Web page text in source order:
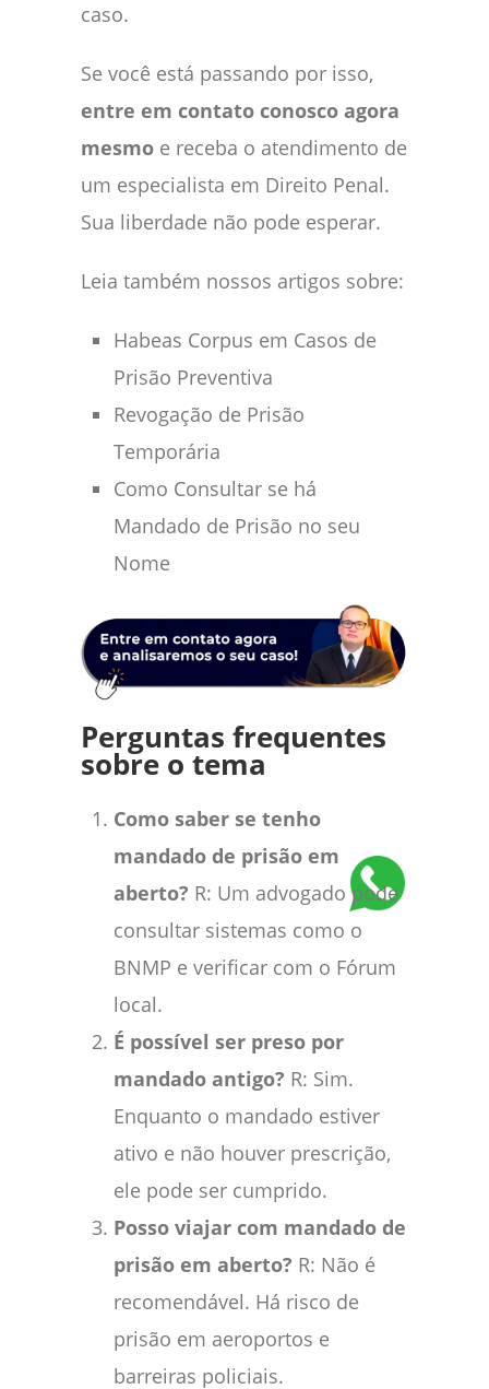
caso.
Se você está passando por isso,
entre em contato conosco agora
mesmo e receba o atendimento de
um especialista em Direito Penal.
Sua liberdade não pode esperar.
Leia também nossos artigos sobre:
Habeas Corpus em Casos de
Prisão Preventiva
Revogação de Prisão
Temporária
Como Consultar se há
Mandado de Prisão no seu
Nome
Perguntas frequentes
sobre o tema
Como saber se tenho
mandado de prisão em
aberto? R: Um advogado pode
consultar sistemas como o
BNMP e verificar com o Fórum
local.
É possível ser preso por
mandado antigo? R: Sim.
Enquanto o mandado estiver
ativo e não houver prescrição,
ele pode ser cumprido.
Posso viajar com mandado de
prisão em aberto? R: Não é
recomendável. Há risco de
prisão em aeroportos e
barreiras policiais.